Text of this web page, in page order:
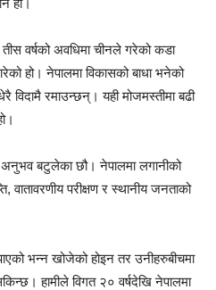
हो।
वर्षको अवधिमा चीनले गरेको कडा
हो। नेपालमा विकासको बाधा भनेको
विदामै रमाउन्छन्। यही मोजमस्तीमा बढी
अनुभव बटुलेका छौ। नेपालमा लगानीको
वातावरणीय परीक्षण र स्थानीय जनताको
भन्न खोजेको होइन तर उनीहरुबीचमा
हामीले विगत २० वर्षदेखि नेपालमा